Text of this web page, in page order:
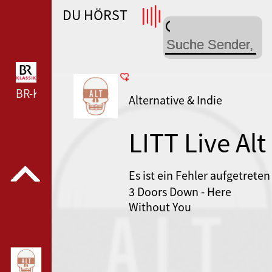
WDR 4 --- WDR 4 ---
BR-KLASSIK --- BR-KLASSIK ---
DU HÖRST
Alternative & Indie
LITT Live Alt
Es ist ein Fehler aufgetreten
3 Doors Down - Here
Without You